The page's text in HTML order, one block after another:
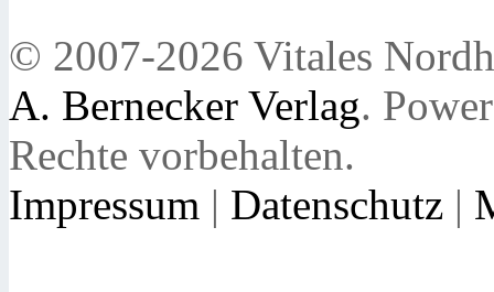
© 2007-2026 Vitales
A. Bernecker Verlag.
Rechte vorbehalten.
Impressum | Datenschutz |